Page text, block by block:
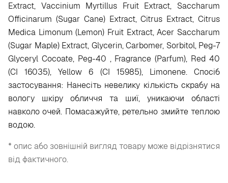
Extract, Vaccinium Myrtillus Fruit Extract, Saccharum
Officinarum (Sugar Cane) Extract, Citrus Extract, Citrus
Medica Limonum (Lemon) Fruit Extract, Acer Saccharum
(Sugar Maple) Extract, Glycerin, Carbomer, Sorbitol, Peg-7
Glyceryl Cocoate, Peg-40 , Fragrance (Parfum), Red 40
(CI 16035), Yellow 6 (CI 15985), Limonene. Спосіб
застосування: Нанесіть невелику кількість скрабу на
вологу шкіру обличчя та шиї, уникаючи області
навколо очей. Помасажуйте, ретельно змийте теплою
водою.
* опис або зовнішній вигляд товару може відрізнятися
від фактичного.